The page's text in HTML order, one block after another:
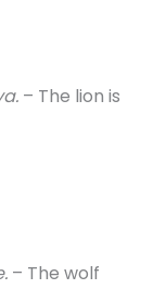
– The lion is
– The wolf